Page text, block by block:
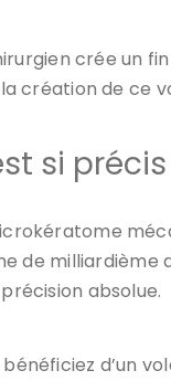
crée un
création de ce
si précis
de
absolue.
d’un